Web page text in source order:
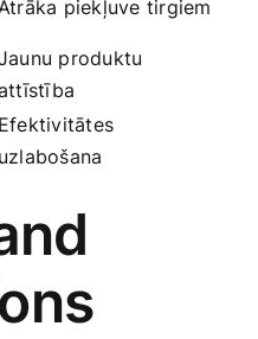
piekļuve tirgiem
produktu
Efektivitātes⁢
uzlabošana